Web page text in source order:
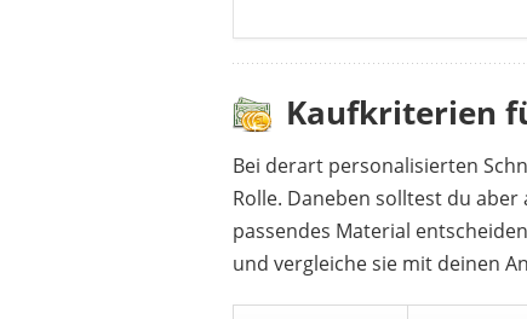
Kaufkriterien
Bei derart personalisierten
Rolle. Daneben solltest du
passendes Material
und vergleiche sie mit deinen